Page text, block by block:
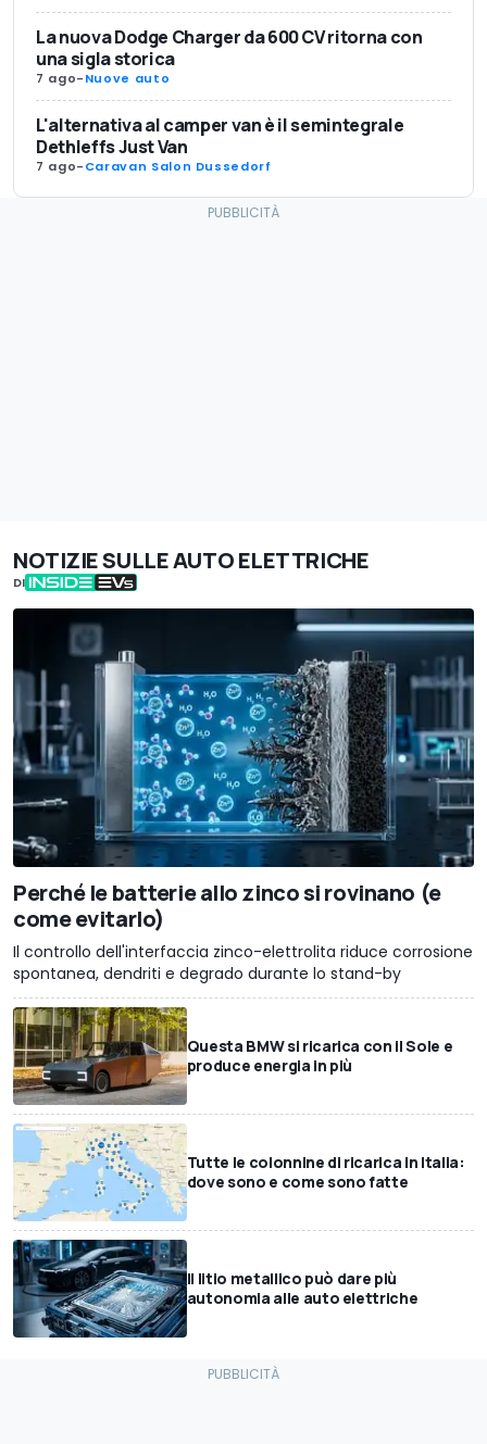
La nuova Dodge Charger da 600 CV ritorna con
una sigla storica
7 ago-Nuove auto
L'alternativa al camper van è il semintegrale
Dethleffs Just Van
7 ago-Caravan Salon Dussedorf
NOTIZIE SULLE AUTO ELETTRICHE
DI
Perché le batterie allo zinco si rovinano (e
come evitarlo)
Il controllo dell'interfaccia zinco-elettrolita riduce corrosione
spontanea, dendriti e degrado durante lo stand-by
Questa BMW si ricarica con il Sole e
produce energia in più
Tutte le colonnine di ricarica in Italia:
dove sono e come sono fatte
Il litio metallico può dare più
autonomia alle auto elettriche